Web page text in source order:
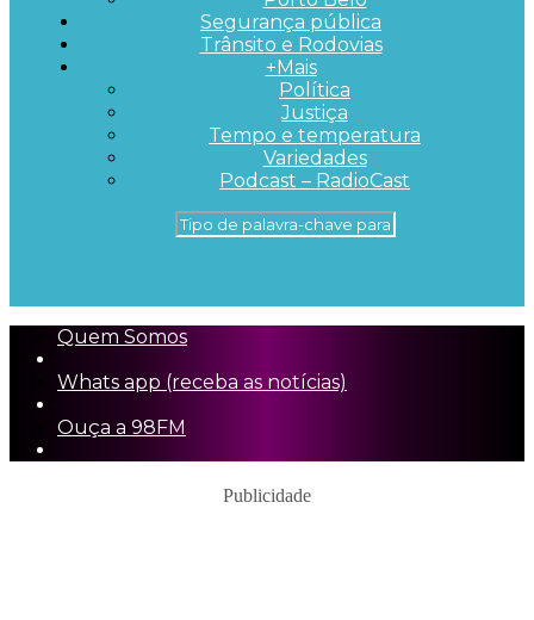
Segurança pública
Trânsito e Rodovias
+Mais
Política
Justiça
Tempo e temperatura
Variedades
Podcast – RadioCast
Quem Somos
Whats app (receba as notícias)
Ouça a 98FM
Publicidade